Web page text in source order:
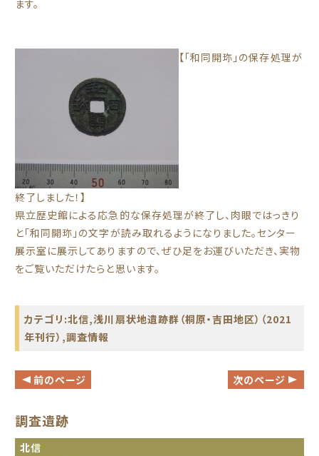
ます。
【「和同開珎」の保存処理が
終了しました！】
県立歴史館による応急的な保存処理が終了し、肉眼ではっきり
と「和同開珎」の文字が読み取れるようになりました。センター
展示室に展示してありますので、ぜひ足をお運びいただき、実物
をご覧いただけたらと思います。
カテゴリ:北信,浅川扇状地遺跡群（桐原・吉田地区）（2021
年刊行） ,調査情報
前のページ 次のページ
調査遺跡
北信